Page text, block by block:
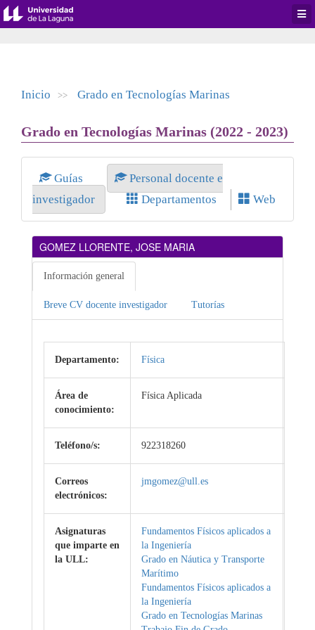
Inicio >> Grado en Tecnologías Marinas
Grado en Tecnologías Marinas (2022 - 2023)
Guías
Personal docente e
investigador
Departamentos Web
GOMEZ LLORENTE, JOSE MARIA
Información general
Breve CV docente investigador Tutorías
Departamento: Física
Área de
conocimiento:
Física Aplicada
Teléfono/s: 922318260
Correos
electrónicos:
jmgomez@ull.es
Asignaturas
que imparte en
la ULL:
Fundamentos Físicos aplicados a
la Ingeniería
Grado en Náutica y Transporte
Marítimo
Fundamentos Físicos aplicados a
la Ingeniería
Grado en Tecnologías Marinas